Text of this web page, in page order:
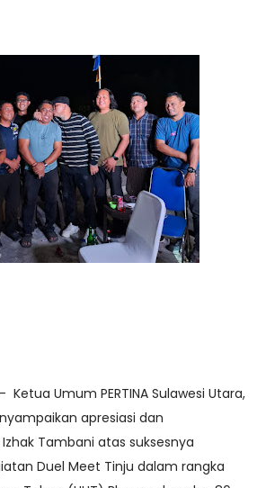
Ketua Umum PERTINA Sulawesi Utara,
apresiasi dan
Tambani atas suksesnya
Duel Meet Tinju dalam rangka